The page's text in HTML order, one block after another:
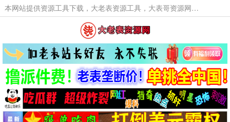
本网站提供资源工具下载，大老表资源工具，大表哥资源网软件工具，大老表资源下载，活动线报福利资源分享,活动线报，大型网游经典游戏，网络热门技术游戏辅助交流与分享。